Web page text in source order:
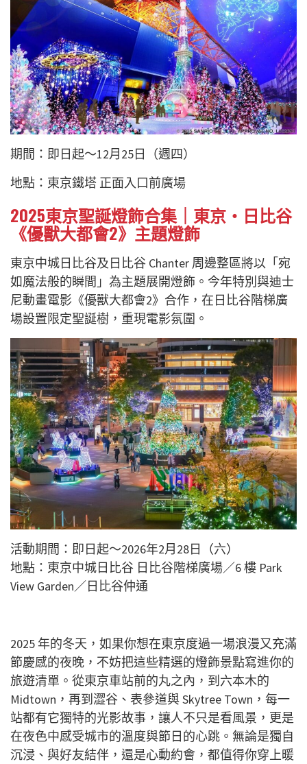
期間：即日起～12月25日（週四）
地點：東京鐵塔 正面入口前廣場
2025東京聖誕燈飾合集｜東京・日比谷
《優獸大都會2》主題燈飾
東京中城日比谷及日比谷 Chanter 周邊整區將以「宛
如魔法般的瞬間」為主題展開燈飾。今年特別與迪士
尼動畫電影《優獸大都會2》合作，在日比谷階梯廣
場設置限定聖誕樹，重現電影氛圍。
活動期間：即日起～2026年2月28日（六）
地點：東京中城日比谷 日比谷階梯廣場／6 樓 Park
View Garden／日比谷仲通
2025 年的冬天，如果你想在東京度過一場浪漫又充滿
節慶感的夜晚，不妨把這些精選的燈飾景點寫進你的
旅遊清單。從東京車站前的丸之內，到六本木的
Midtown，再到澀谷、表參道與 Skytree Town，每一
站都有它獨特的光影故事，讓人不只是看風景，更是
在夜色中感受城市的溫度與節日的心跳。無論是獨自
沉浸、與好友結伴，還是心動約會，都值得你穿上暖